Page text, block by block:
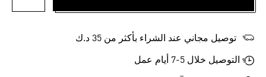
توصيل مجاني عند الشراء بأكثر من 35 د.ك
التوصيل خلال 5-7 أيام عمل